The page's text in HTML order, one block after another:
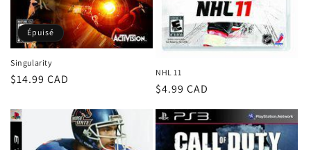
Épuisé
Singularity
Prix
$14.99 CAD NHL 11
Prix
habituel
$4.99 CAD